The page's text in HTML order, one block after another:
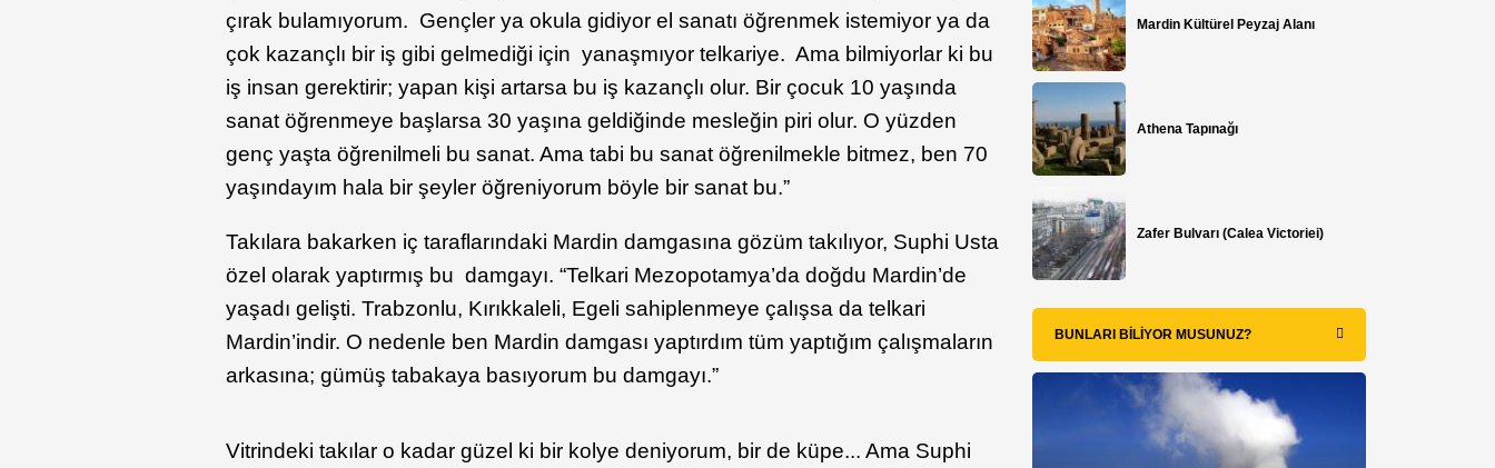
çırak bulamıyorum. Gençler ya okula gidiyor el sanatı öğrenmek istemiyor ya da
çok kazançlı bir iş gibi gelmediği için yanaşmıyor telkariye. Ama bilmiyorlar ki bu
iş insan gerektirir; yapan kişi artarsa bu iş kazançlı olur. Bir çocuk 10 yaşında
sanat öğrenmeye başlarsa 30 yaşına geldiğinde mesleğin piri olur. O yüzden
genç yaşta öğrenilmeli bu sanat. Ama tabi bu sanat öğrenilmekle bitmez, ben 70
yaşındayım hala bir şeyler öğreniyorum böyle bir sanat bu.”
Takılara bakarken iç taraflarındaki Mardin damgasına gözüm takılıyor, Suphi Usta
özel olarak yaptırmış bu damgayı. “Telkari Mezopotamya’da doğdu Mardin’de
yaşadı gelişti. Trabzonlu, Kırıkkaleli, Egeli sahiplenmeye çalışsa da telkari
Mardin’indir. O nedenle ben Mardin damgası yaptırdım tüm yaptığım çalışmaların
arkasına; gümüş tabakaya basıyorum bu damgayı.”
Vitrindeki takılar o kadar güzel ki bir kolye deniyorum, bir de küpe... Ama Suphi
Mardin Kültürel Peyzaj Alanı
Athena Tapınağı
Zafer Bulvarı (Calea Victoriei)
BUNLARI BILIYOR MUSUNUZ?